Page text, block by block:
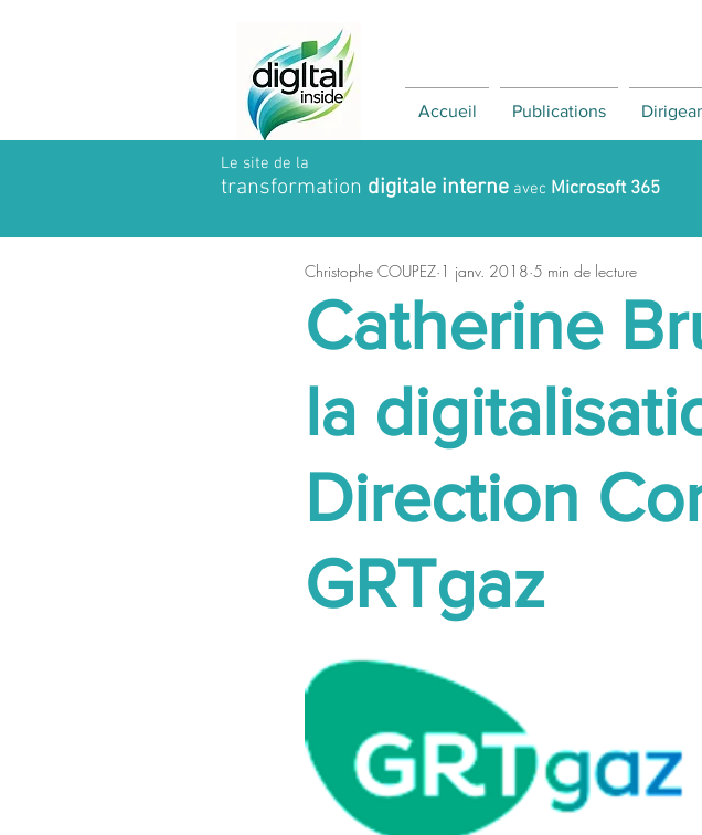
Accueil Publications
Le site de la
transformation digitale interne avec Microsoft 365
Catherine
la
Direction
GRTgaz
Christophe COUPEZ 1 janv. 2018 5 min de lecture